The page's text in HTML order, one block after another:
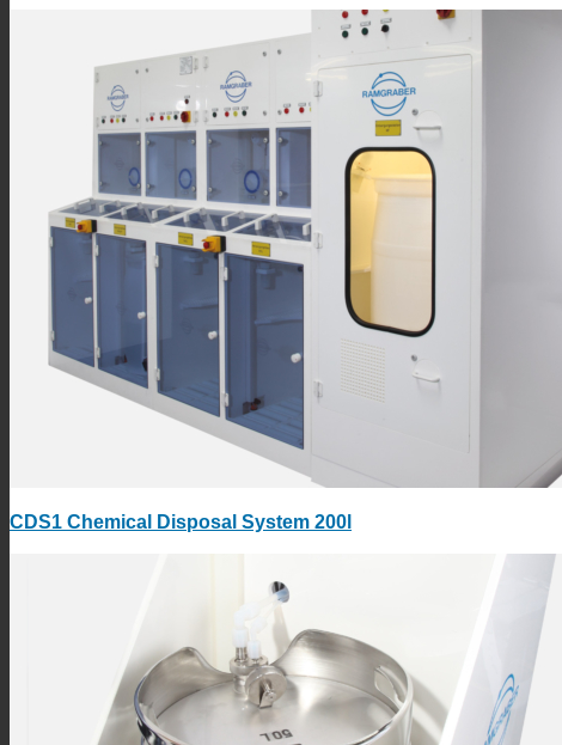
CDS1 Chemical Disposal System 200l